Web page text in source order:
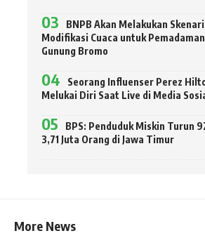
BNPB Akan Melakukan
Modifikasi Cuaca untuk
Gunung Bromo
Seorang Influenser Perez
Melukai Diri Saat Live di Media
BPS: Penduduk Miskin Turun
3,71 Juta Orang di Jawa Timur
More News